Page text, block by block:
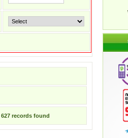
627 records found